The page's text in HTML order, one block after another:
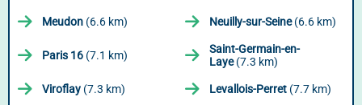
Meudon (6.6 km) Neuilly-sur-Seine(6.6 km)
Paris 16 (7.1 km)
Saint-Germain-en-
Laye(7.3 km)
Viroflay (7.3 km) Levallois-Perret (7.7 km)